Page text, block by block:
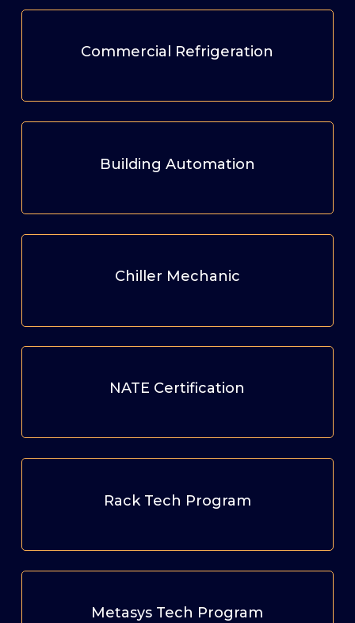
Commercial Refrigeration
Building Automation
Chiller Mechanic
NATE Certification
Rack Tech Program
Metasys Tech Program